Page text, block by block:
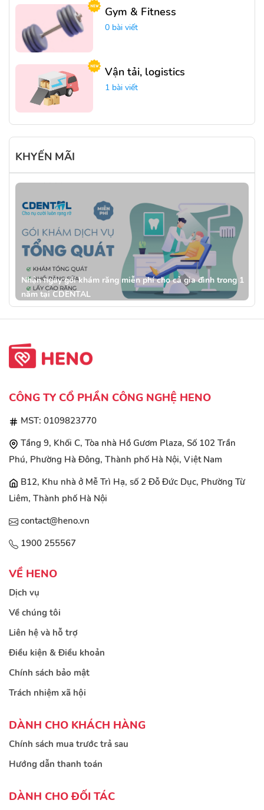
Gym & Fitness
0 bài viết
Vận tải, logistics
1 bài viết
KHYẾN MÃI
Nhận ngay gói khám răng miễn phí cho cả gia đình trong 1
năm tại CDENTAL
CÔNG TY CỔ PHẦN CÔNG NGHỆ HENO
MST: 0109823770
Tầng 9, Khối C, Tòa nhà Hồ Gươm Plaza, Số 102 Trần
Phú, Phường Hà Đông, Thành phố Hà Nội, Việt Nam
B12, Khu nhà ở Mễ Trì Hạ, số 2 Đỗ Đức Dục, Phường Từ
Liêm, Thành phố Hà Nội
contact@heno.vn
1900 255567
VỀ HENO
Dịch vụ
Về chúng tôi
Liên hệ và hỗ trợ
Điều kiện & Điều khoản
Chính sách bảo mật
Trách nhiệm xã hội
DÀNH CHO KHÁCH HÀNG
Chính sách mua trước trả sau
Hướng dẫn thanh toán
DÀNH CHO ĐỐI TÁC